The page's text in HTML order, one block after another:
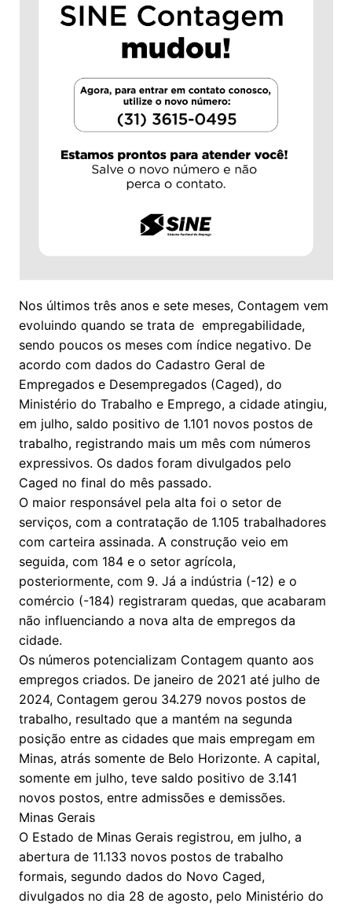
Nos últimos três anos e sete meses, Contagem vem
evoluindo quando se trata de empregabilidade,
sendo poucos os meses com índice negativo. De
acordo com dados do Cadastro Geral de
Empregados e Desempregados (Caged), do
Ministério do Trabalho e Emprego, a cidade atingiu,
em julho, saldo positivo de 1.101 novos postos de
trabalho, registrando mais um mês com números
expressivos. Os dados foram divulgados pelo
Caged no final do mês passado.
O maior responsável pela alta foi o setor de
serviços, com a contratação de 1.105 trabalhadores
com carteira assinada. A construção veio em
seguida, com 184 e o setor agrícola,
posteriormente, com 9. Já a indústria (-12) e o
comércio (-184) registraram quedas, que acabaram
não influenciando a nova alta de empregos da
cidade.
Os números potencializam Contagem quanto aos
empregos criados. De janeiro de 2021 até julho de
2024, Contagem gerou 34.279 novos postos de
trabalho, resultado que a mantém na segunda
posição entre as cidades que mais empregam em
Minas, atrás somente de Belo Horizonte. A capital,
somente em julho, teve saldo positivo de 3.141
novos postos, entre admissões e demissões.
Minas Gerais
O Estado de Minas Gerais registrou, em julho, a
abertura de 11.133 novos postos de trabalho
formais, segundo dados do Novo Caged,
divulgados no dia 28 de agosto, pelo Ministério do